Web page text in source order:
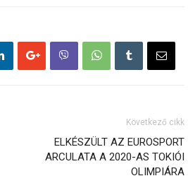
Következő cikk
ELKÉSZÜLT AZ EUROSPORT
ARCULATA A 2020-AS TOKIÓI
OLIMPIÁRA